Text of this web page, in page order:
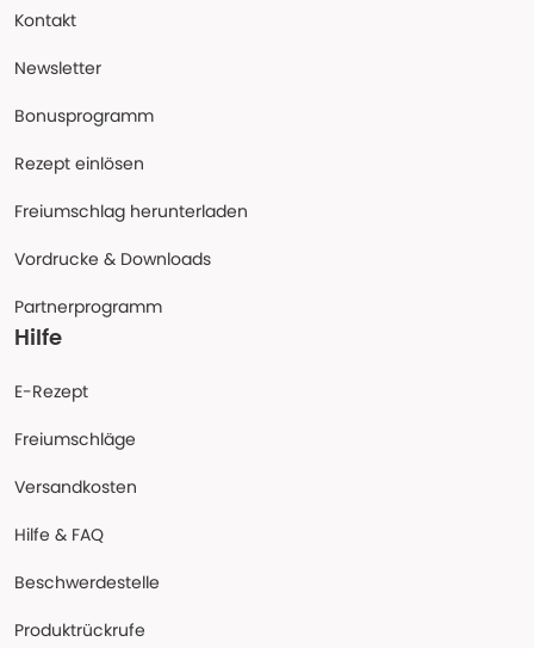
Kontakt
Newsletter
Bonusprogramm
Rezept einlösen
Freiumschlag herunterladen
Vordrucke & Downloads
Partnerprogramm
Hilfe
E-Rezept
Freiumschläge
Versandkosten
Hilfe & FAQ
Beschwerdestelle
Produktrückrufe